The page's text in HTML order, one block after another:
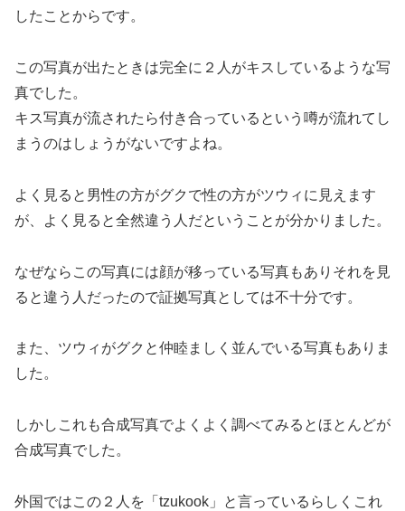
したことからです。
この写真が出たときは完全に２人がキスしているような写
真でした。
キス写真が流されたら付き合っているという噂が流れてし
まうのはしょうがないですよね。
よく見ると男性の方がグクで性の方がツウィに見えます
が、よく見ると全然違う人だということが分かりました。
なぜならこの写真には顔が移っている写真もありそれを見
ると違う人だったので証拠写真としては不十分です。
また、ツウィがグクと仲睦ましく並んでいる写真もありま
した。
しかしこれも合成写真でよくよく調べてみるとほとんどが
合成写真でした。
外国ではこの２人を「tzukook」と言っているらしくこれ